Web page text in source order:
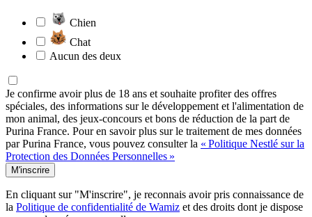
Chien
Chat
Aucun des deux
Je confirme avoir plus de 18 ans et souhaite profiter des offres
spéciales, des informations sur le développement et l'alimentation de
mon animal, des jeux-concours et bons de réduction de la part de
Purina France. Pour en savoir plus sur le traitement de mes données
par Purina France, vous pouvez consulter la « Politique Nestlé sur la
Protection des Données Personnelles »
M'inscrire
En cliquant sur "M'inscrire", je reconnais avoir pris connaissance de
la Politique de confidentialité de Wamiz et des droits dont je dispose